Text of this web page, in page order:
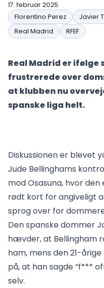
17. februar 2025
Florentino Perez
Javier
Real Madrid
RFEF
Real Madrid er ifølge
frustrerede over
at klubben nu
spanske liga helt.
Diskussionen er blevet
Jude Bellinghams
mod Osasuna, hvor
rødt kort for angiveligt
sprog over for
Den spanske dommer
hævder, at Bellingham
ham, mens den 21-
på, at han sagde “f***
selv.